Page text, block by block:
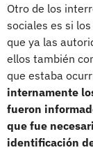
Otro de los
sociales es si
que ya las
ellos también
que estaba
internamente
fueron
que fue
identificación